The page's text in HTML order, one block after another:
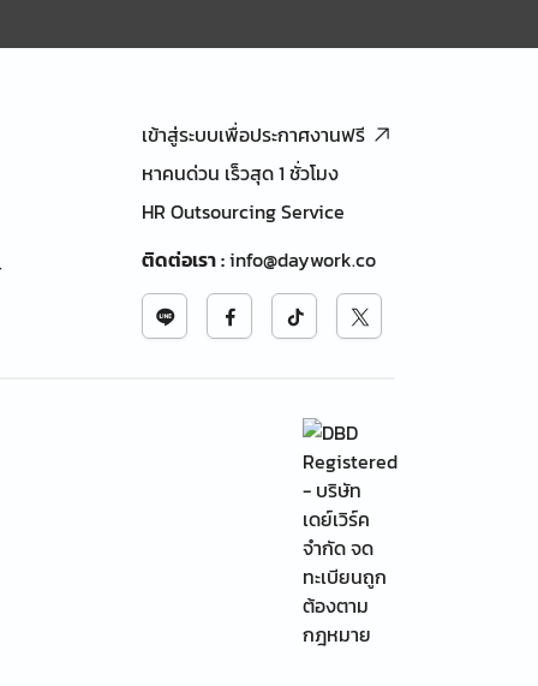
เข้าสู่ระบบเพื่อประกาศงานฟรี
หาคนด่วน เร็วสุด 1 ชั่วโมง
HR Outsourcing Service
ติดต่อเรา:info@daywork.co